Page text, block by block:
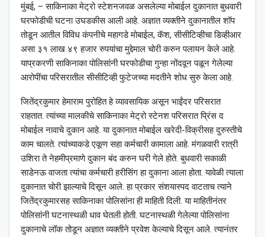
मुंबई, – साकिनाका मेट्रो स्टेशनजवळ असलेल्या मोबाईल दुकानात बुधवारी
घरफोडीची घटना उघडकीस आली आहे. अज्ञात व्यक्तीने दुकानातील शॉप
तोडून आतील विविध कंपनीचे महागडे मोबाईल, कॅश, सीसीटिव्हीचा डिव्हीआर
असा ३१ लाख ४९ हजार रुपयांचा मुद्देमाल चोरी करुन पलायन केले आहे.
याप्रकरणी साकिनाका पोलिसांनी घरफोडीचा गुन्हा नोंदवून पळून गेलेल्या
आरोपींचा परिसरातील सीसीटिव्ही फुटेजच्या मदतीने शोध सुरु केला आहे.
जितेंद्रकुमार हेमाराम पुरोहित हे व्यावसायिक असून भाईंदर परिसरात
राहतात. त्यांच्या मालकीचे साकिनाका मेट्रो स्टेनश परिसरात प्रिंस द
मोबाईल नावाचे दुकान आहे. या दुकानात मोबाईल खरेदी-विक्रीसह दुरुस्तीचे
काम चालते. त्यांच्याकडे एकूण सहा कर्मचारी कामाला आहे. मंगळवारी रात्री
उशिरा ते नेहमीप्रमाणे दुकान बंद करुन घरी गेले होते. बुधवारी सकाळी
साडेनऊ वाजता त्यांचा कर्मचारी हरीसिंग हा दुकाना आला होता. यावेळी त्याला
दुकानात चोरी झाल्याचे दिसून आले. हा प्रकार संशयास्पद वाटताच त्याने
जितेंद्रकुमारसह साकिनाका पोलिसांना ही माहिती दिली. या माहितीनंतर
पोलिसांनी घटनास्थळी धाव घेतली होती. घटनास्थळी गेलेल्या पोलिसांना
दुकानाचे लॉक तोडून अज्ञात व्यक्तीने प्रवेश केल्याचे दिसून आले. त्यानंतर